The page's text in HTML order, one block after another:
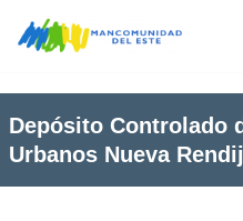
al
contenido
Depósito Controlado
Urbanos Nueva